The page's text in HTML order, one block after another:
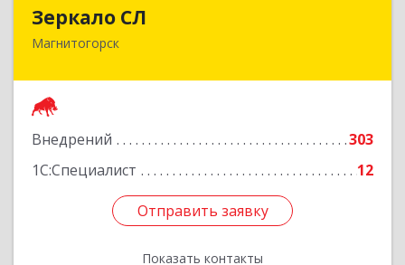
Зеркало СЛ
Магнитогорск
Внедрений
303
1С:Специалист
12
Отправить заявку
Показать контакты
455038, Челябинская обл, Магнитогорск г,
Отправить заявку
Назад